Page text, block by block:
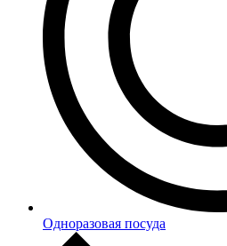
Одноразовая посуда